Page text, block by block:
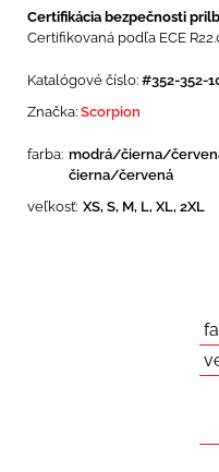
Certifikácia bezpečnosti
Certifikovaná podľa ECE
Katalógové číslo: #352-352-
Značka: Scorpion
farba: modrá/čierna/
čierna/červená
veľkosť: XS, S, M, L, XL, 2XL